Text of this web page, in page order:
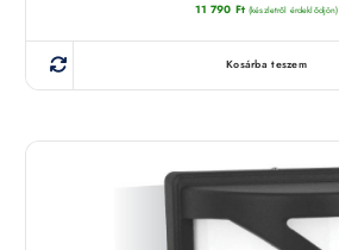
11 790 Ft (készletről érdeklődjön)
Kosárba teszem